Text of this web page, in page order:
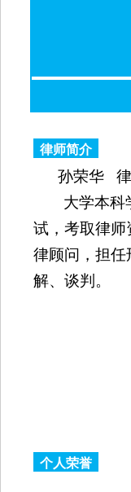
律师简介
孙荣华
大学本科
试，考取律
律顾问，担
解、谈判。
个人荣誉